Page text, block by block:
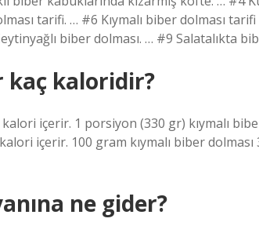
tarifi. … #6 Kıymalı biber dolması
biber dolması. … #9 Salatalıkta
kaç kaloridir?
kalori içerir. 1 porsiyon (330 gr) kıymalı
içerir. 100 gram kıymalı biber
ne gider?